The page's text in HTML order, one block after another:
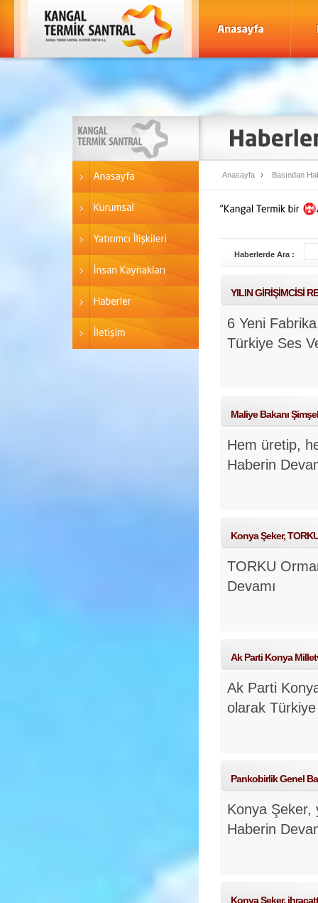
Anasayfa Basından
Haberlerde Ara :
YILIN GİRİŞİMCİSİ
6 Yeni
Türkiye Ses
Maliye Bakanı
Hem üretip,
Haberin
Konya Şeker,
TORKU
Devamı
Ak Parti Konya
Ak Parti
olarak
Pankobirlik Genel
Konya Şeker,
Haberin
Konya Şeker,